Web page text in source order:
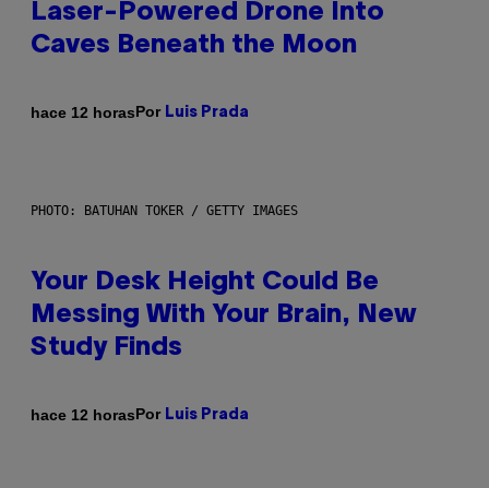
Laser-Powered Drone Into
Caves Beneath the Moon
hace 12 horasPor Luis Prada
PHOTO: BATUHAN TOKER / GETTY IMAGES
Your Desk Height Could Be
Messing With Your Brain, New
Study Finds
hace 12 horasPor Luis Prada